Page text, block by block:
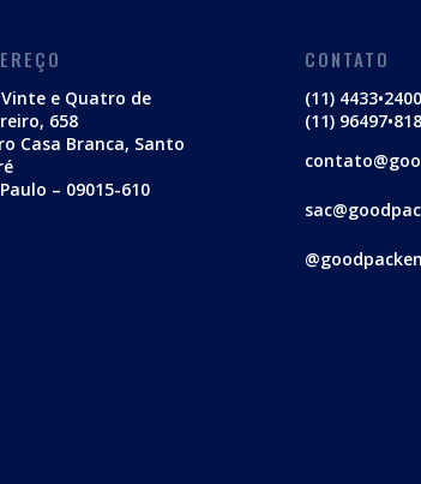
e Quatro de
658
Casa Branca, Santo
– 09015-610
CONTATO
(11) 4433•2400
(11)